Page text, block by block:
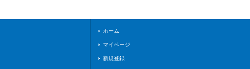
ホーム
マイページ
新規登録